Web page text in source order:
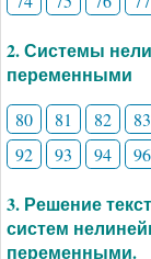
2. Системы
переменными
80 81 82 83
92
93 94 96
3. Решение
систем
переменными.